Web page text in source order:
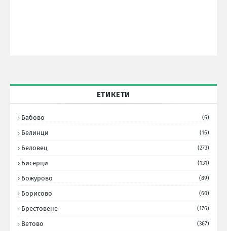
ЕТИКЕТИ
Бабово (6)
Белинци (16)
Беловец (273)
Бисерци (131)
Божурово (89)
Борисово (60)
Брестовене (176)
Ветово (367)